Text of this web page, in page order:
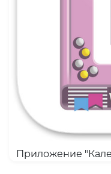
Приложение